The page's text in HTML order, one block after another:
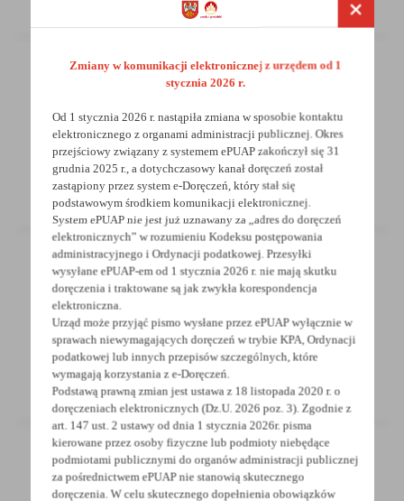
Ostrzeżenie meteorologiczne - Burze /2
01 - 08 - 2026
Ostrzeżenie meteorologiczne - Burze /1
31 - 07 - 2026
Zmiany w komunikacji elektronicznej z urzędem od 1
stycznia 2026 r.
Od 1 stycznia 2026 r. nastąpiła zmiana w sposobie kontaktu
elektronicznego z organami administracji publicznej. Okres
przejściowy związany z systemem ePUAP zakończył się 31
grudnia 2025 r., a dotychczasowy kanał doręczeń został
zastąpiony przez system e-Doręczeń, który stał się
podstawowym środkiem komunikacji elektronicznej.
System ePUAP nie jest już uznawany za „adres do doręczeń
elektronicznych” w rozumieniu Kodeksu postępowania
administracyjnego i Ordynacji podatkowej. Przesyłki
wysyłane ePUAP-em od 1 stycznia 2026 r. nie mają skutku
doręczenia i traktowane są jak zwykła korespondencja
elektroniczna.
Urząd może przyjąć pismo wysłane przez ePUAP wyłącznie w
sprawach niewymagających doręczeń w trybie KPA, Ordynacji
podatkowej lub innych przepisów szczególnych, które
wymagają korzystania z e-Doręczeń.
Podstawą prawną zmian jest ustawa z 18 listopada 2020 r. o
doręczeniach elektronicznych (Dz.U. 2026 poz. 3). Zgodnie z
art. 147 ust. 2 ustawy od dnia 1 stycznia 2026r. pisma
kierowane przez osoby fizyczne lub podmioty niebędące
podmiotami publicznymi do organów administracji publicznej
za pośrednictwem ePUAP nie stanowią skutecznego
doręczenia. W celu skutecznego dopełnienia obowiązków